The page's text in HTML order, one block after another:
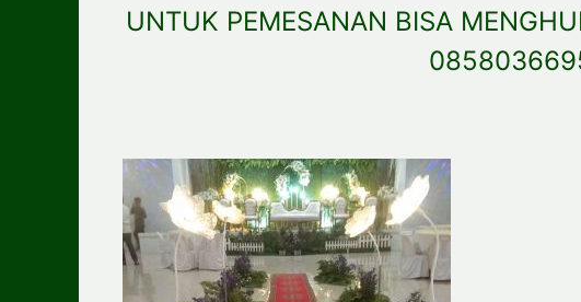
UNTUK PEMESANAN BISA